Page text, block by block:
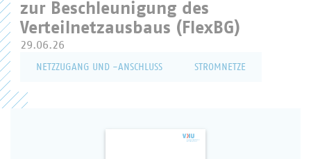
zur Beschleunigung des
Verteilnetzausbaus (FlexBG)
29.06.26
NETZZUGANG UND -ANSCHLUSS STROMNETZE